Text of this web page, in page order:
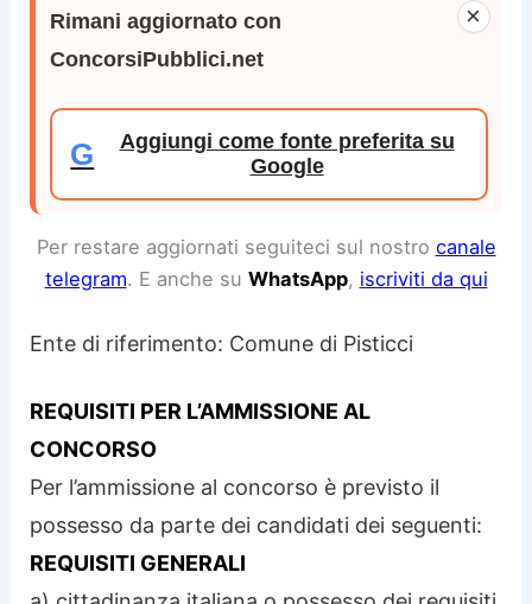
×
Rimani aggiornato con
ConcorsiPubblici.net
G
Aggiungi come fonte preferita su
Google
Per restare aggiornati seguiteci sul nostro canale
telegram. E anche su WhatsApp, iscriviti da qui
Ente di riferimento: Comune di Pisticci
REQUISITI PER L’AMMISSIONE AL
CONCORSO
Per l’ammissione al concorso è previsto il
possesso da parte dei candidati dei seguenti:
REQUISITI GENERALI